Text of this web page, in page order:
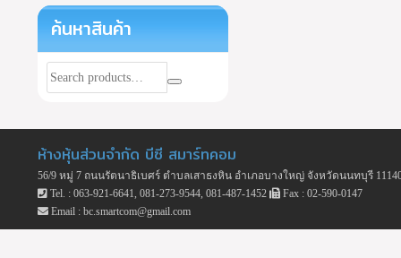
ค้นหาสินค้า
ห้างหุ้นส่วนจำกัด บีซี สมาร์ทคอม
56/9 หมู่ 7 ถนนรัตนาธิเบศร์ ตำบลเสาธงหิน อำเภอบางใหญ่ จังหวัดนนทบุรี
Tel. : 063-921-6641, 081-273-9544, 081-487-1452
Fax : 02-590-0147
Email : bc.smartcom@gmail.com